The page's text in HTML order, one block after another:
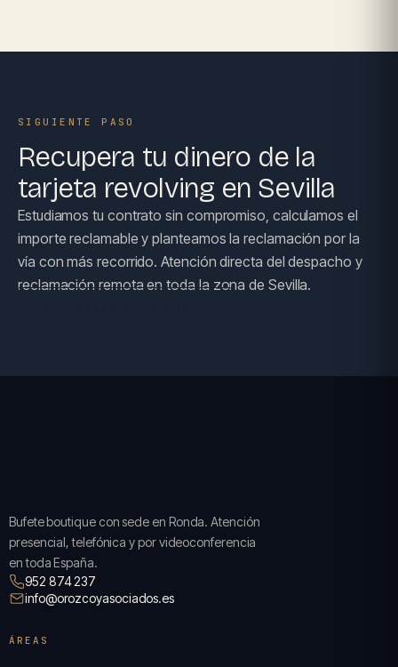
SIGUIENTE PASO
Recupera tu dinero de la
tarjeta revolving en Sevilla
Estudiamos tu contrato sin compromiso, calculamos el
importe reclamable y planteamos la reclamación por la
vía con más recorrido. Atención directa del despacho y
reclamación remota en toda la zona de Sevilla.
Bufete boutique con sede en Ronda. Atención
presencial, telefónica y por videoconferencia
en toda España.
952 874 237
info@orozcoyasociados.es
ÁREAS